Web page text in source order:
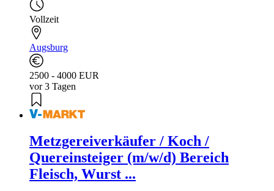
Vollzeit
Augsburg
2500 - 4000 EUR
vor 3 Tagen
Metzgereiverkäufer / Koch /
Quereinsteiger (m/w/d) Bereich
Fleisch, Wurst ...